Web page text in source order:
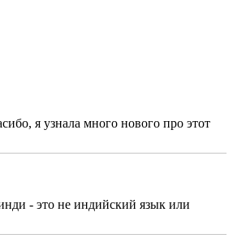
я узнала много нового про этот
- это не индийский язык или